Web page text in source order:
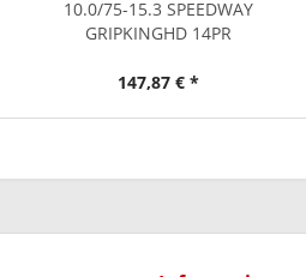
10.0/75-15.3 SPEEDWAY
GRIPKINGHD 14PR
147,87 € *